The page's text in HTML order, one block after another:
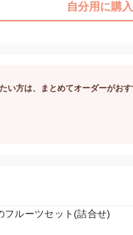
自分用に購
い方は、まとめてオーダーがおす
フルーツセット(詰合せ)